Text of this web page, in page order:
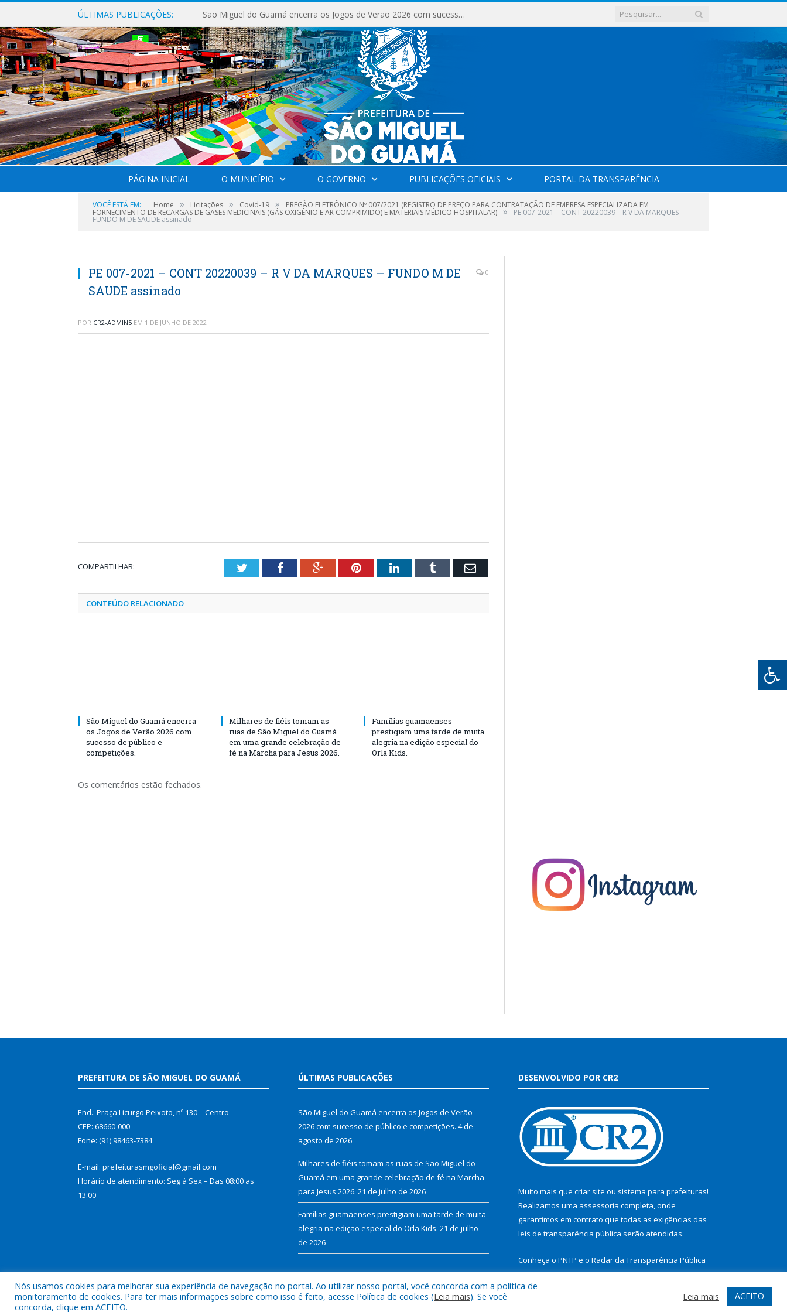
ÚLTIMAS PUBLICAÇÕES: São Miguel do Guamá encerra os Jogos de Verão 2026 com sucesso de público e competições.
PÁGINA INICIAL O MUNICÍPIO O GOVERNO PUBLICAÇÕES OFICIAIS PORTAL DA TRANSPARÊNCIA
VOCÊ ESTÁ EM: Home » Licitações » Covid-19 » PREGÃO ELETRÔNICO Nº 007/2021 (REGISTRO DE PREÇO PARA CONTRATAÇÃO DE EMPRESA ESPECIALIZADA EM
FORNECIMENTO DE RECARGAS DE GASES MEDICINAIS (GÁS OXIGÊNIO E AR COMPRIMIDO) E MATERIAIS MÉDICO HOSPITALAR) » PE 007-2021 – CONT 20220039 – R V DA MARQUES –
FUNDO M DE SAUDE assinado
PE 007-2021 – CONT 20220039 – R V DA MARQUES – FUNDO M DE
SAUDE assinado
0
POR CR2-ADMIN5 EM 1 DE JUNHO DE 2022
COMPARTILHAR: TwitterFacebookGoogle+PinterestLinkedInTumblr Email
CONTEÚDO RELACIONADO
São Miguel do Guamá encerra
os Jogos de Verão 2026 com
sucesso de público e
competições.
Milhares de fiéis tomam as
ruas de São Miguel do Guamá
em uma grande celebração de
fé na Marcha para Jesus 2026.
Famílias guamaenses
prestigiam uma tarde de muita
alegria na edição especial do
Orla Kids.
Os comentários estão fechados.
PREFEITURA DE SÃO MIGUEL DO GUAMÁ
End.: Praça Licurgo Peixoto, nº 130 – Centro
CEP: 68660-000
Fone: (91) 98463-7384
E-mail: prefeiturasmgoficial@gmail.com
Horário de atendimento: Seg à Sex – Das 08:00 as
13:00
ÚLTIMAS PUBLICAÇÕES
São Miguel do Guamá encerra os Jogos de Verão
2026 com sucesso de público e competições. 4 de
agosto de 2026
Milhares de fiéis tomam as ruas de São Miguel do
Guamá em uma grande celebração de fé na Marcha
para Jesus 2026. 21 de julho de 2026
Famílias guamaenses prestigiam uma tarde de muita
alegria na edição especial do Orla Kids. 21 de julho
de 2026
DESENVOLVIDO POR CR2
Muito mais que criar site ou sistema para prefeituras!
Realizamos uma assessoria completa, onde
garantimos em contrato que todas as exigências das
leis de transparência pública serão atendidas.
Conheça o PNTP e o Radar da Transparência Pública
Nós usamos cookies para melhorar sua experiência de navegação no portal. Ao utilizar nosso portal, você concorda com a política de
monitoramento de cookies. Para ter mais informações sobre como isso é feito, acesse Política de cookies (Leia mais). Se você
concorda, clique em ACEITO.
Leia mais ACEITO